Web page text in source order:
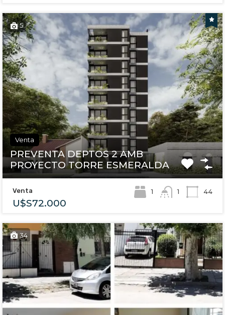
5
Venta
PREVENTA DEPTOS 2 AMB
PROYECTO TORRE ESMERALDA
Venta
U$S72.000
1 1 44
34